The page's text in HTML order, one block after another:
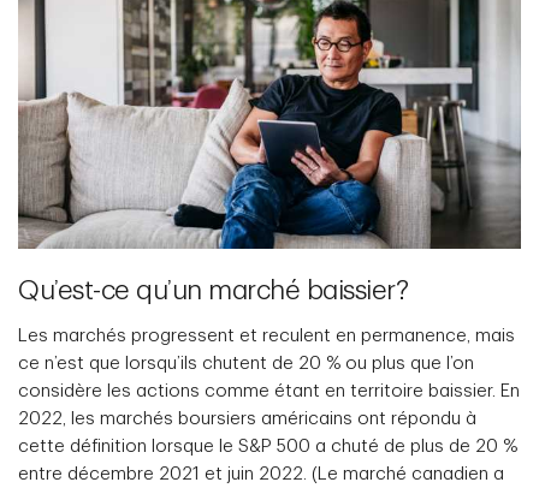
Qu’est-ce qu’un marché baissier?
Les marchés progressent et reculent en permanence, mais
ce n’est que lorsqu’ils chutent de 20 % ou plus que l’on
considère les actions comme étant en territoire baissier. En
2022, les marchés boursiers américains ont répondu à
cette définition lorsque le S&P 500 a chuté de plus de 20 %
entre décembre 2021 et juin 2022. (Le marché canadien a